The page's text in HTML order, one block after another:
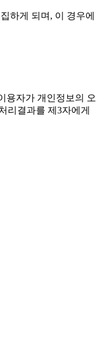
하게 되며, 이 경우에
용자가 개인정보의 오
리결과를 제3자에게